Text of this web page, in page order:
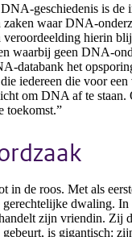
geschiedenis is
waar DNA-
veroordeelding hierin
waarbij geen DNA-
databank het
iedereen die voor
om DNA af te
toekomst.”
in de roos. Met als
dwaling.
zijn vriendin. Zij
is gigantisch: